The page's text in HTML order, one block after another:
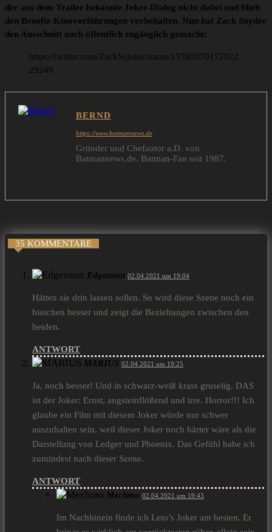
der aus dem Trailer bekannte Joker-Dialog nicht dabei und blieb
den Benefiz-Kinovorführungen vorbehalten. Nun hat Zack Snyder
den Ausschnitt auch öffentlich zugänglich gemacht:
https://twitter.com/ZackSnyder/status/13780070172022
29249
BERND
https://www.batmannews.de
Gründer und Chefautor a.D. von
Batmannews.de. Batman-Fan seit 1987.
35 KOMMENTARE
Edgenson 02.04.2021 um 19:04
Hätten sie drin lassen sollen. So wird diese Szene noch ein
bisschen besser und zeigt die Beziehungen zwischen den
beiden.
ANTWORT
MARIUS 02.04.2021 um 19:25
Ja, noch besser! Und in schwarz-weiß krass gruselig. DAS
ist der Joker: Ernst, angsteinflößend und irre. Horror!!! Ich
glaube ein Film mit diesem Joker würde nur schwer
auszuhalten sein, weil dieser Joker noch härter wäre als die
Darstellung von Ledger und Phoenix. Das Gefühl habe ich
zumindest nach dieser Szene.
ANTWORT
Mechmo 02.04.2021 um 19:43
Im Nachhinein finde ich Leto’s Joker am besten. Er